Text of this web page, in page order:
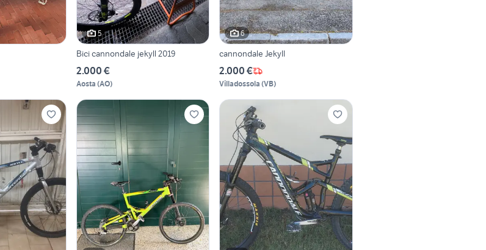
5
Bici cannondale jekyll 2019
2.000 €
Aosta (AO)
6
cannondale Jekyll
2.000 €
Villadossola (VB)